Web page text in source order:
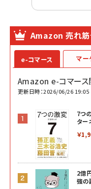
Amazon 売れ筋
e-コマース
Amazon e-コマース
更新日時：2026/06/26 19:05
7つ
ター
￥
2億
強の
マー